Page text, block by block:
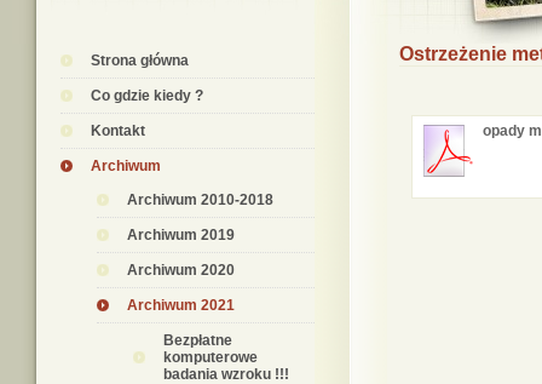
Strona główna
Co gdzie kiedy ?
Kontakt
Archiwum
Archiwum 2010-2018
Archiwum 2019
Archiwum 2020
Archiwum 2021
Bezpłatne
komputerowe
badania wzroku !!!
Ostrzeżenie
opady